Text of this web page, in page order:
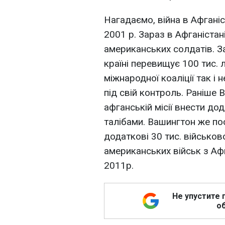
Нагадаємо, війна в
2001 р. Зараз в
американських солдатів.
країні перевищує 100
міжнародної коаліції так
під свій контроль. Раніше
афганській місії внести
талібами. Вашингтон же
додаткові 30 тис.
американських військ з
2011р.
Не упустите